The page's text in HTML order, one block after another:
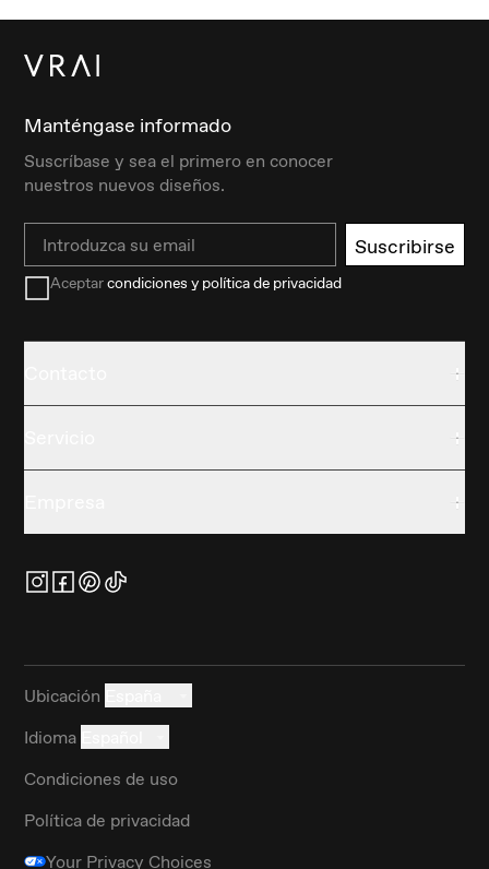
Manténgase informado
Suscríbase y sea el primero en conocer
nuestros nuevos diseños.
Email Suscribirse
Aceptarcondiciones y política de privacidad
Ubicación
Idioma
Condiciones de uso
Política de privacidad
Your Privacy Choices